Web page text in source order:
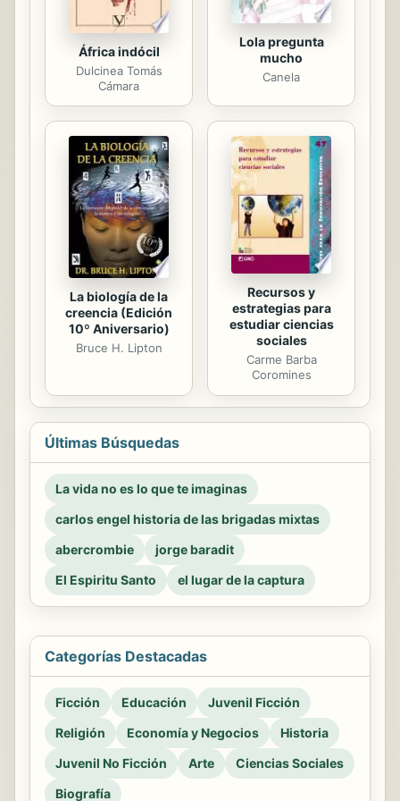
África indócil
Dulcinea Tomás
Cámara
Lola pregunta
mucho
Canela
La biología de la
creencia (Edición
10º Aniversario)
Bruce H. Lipton
Recursos y
estrategias para
estudiar ciencias
sociales
Carme Barba
Coromines
Últimas Búsquedas
La vida no es lo que te imaginas
carlos engel historia de las brigadas mixtas
abercrombie
jorge baradit
El Espiritu Santo
el lugar de la captura
Categorías Destacadas
Ficción Educación
Juvenil Ficción
Religión
Economía y Negocios
Historia
Juvenil No Ficción
Arte
Ciencias Sociales
Biografía